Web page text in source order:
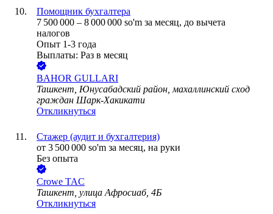
Помощник бухгалтера
7 500 000 – 8 000 000 so'm за месяц, до вычета
налогов
Опыт 1-3 года
Выплаты: Раз в месяц
BAHOR GULLARI
Ташкент, Юнусабадский район, махаллинский сход
граждан Шарк-Хакикати
Откликнуться
Стажер (аудит и бухгалтерия)
от 3 500 000 so'm за месяц, на руки
Без опыта
Crowe TAC
Ташкент, улица Афросиаб, 4Б
Откликнуться